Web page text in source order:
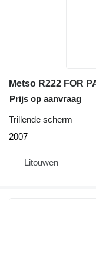
Metso R222 FOR
Prijs op aanvraag
Trillende scherm
2007
Litouwen